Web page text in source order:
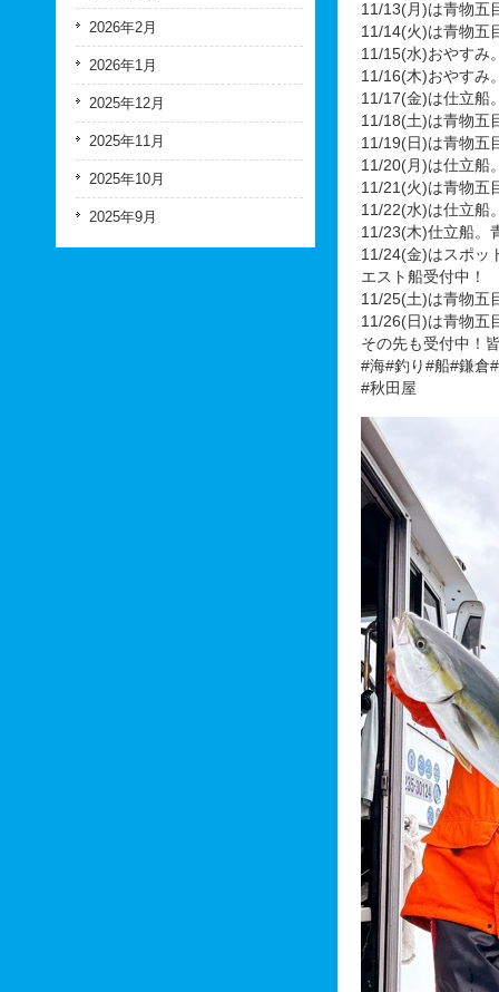
11/13(月)は青物五
11/14(火)は青物五
11/15(水)おやすみ
11/16(木)おやすみ
11/17(金)は仕立船
11/18(土)は青物五
11/19(日)は青物五
11/20(月)は仕立船
11/21(火)は青物五
11/22(水)は仕立船
11/23(木)仕立船。
11/24(金)はスポッ
エスト船受付中！
11/25(土)は青物五
11/26(日)は青物五
その先も受付中！
#海#釣り#船#鎌倉
#秋田屋
2026年2月
2026年1月
2025年12月
2025年11月
2025年10月
2025年9月